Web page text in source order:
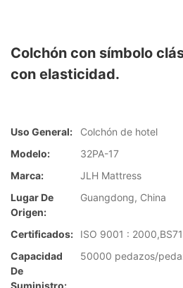
Colchón con símbolo
con elasticidad.
Uso General:
Colchón de hotel
Modelo:
32PA-17
Marca:
JLH Mattress
Lugar De
Origen:
Guangdong, China
Certificados:
ISO 9001 :
Capacidad
De
50000 pedazos/